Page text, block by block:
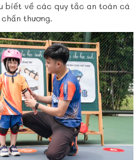
biết về các quy tắc an toàn cá
thương.